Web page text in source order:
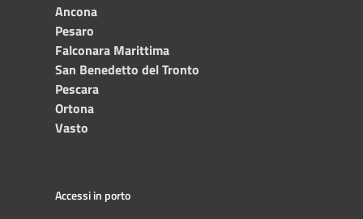
Ancona
Pesaro
Falconara Marittima
San Benedetto del Tronto
Pescara
Ortona
Vasto
Accessi in porto